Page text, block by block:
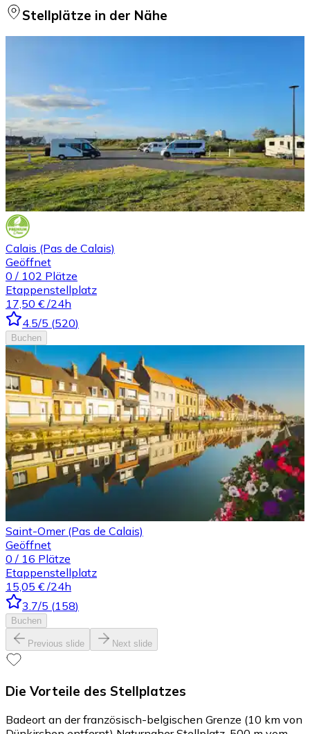
Stellplätze in der Nähe
Calais (Pas de Calais)
Geöffnet
0 / 102 Plätze
Etappenstellplatz
17,50 € /24h
4.5/5 (520)
Buchen
Saint-Omer (Pas de Calais)
Geöffnet
0 / 16 Plätze
Etappenstellplatz
15,05 € /24h
3.7/5 (158)
Buchen
Previous slide Next slide
Die Vorteile des Stellplatzes
Badeort an der französisch-belgischen Grenze (10 km von